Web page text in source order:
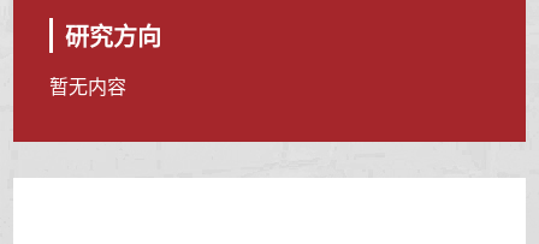
研究方向
暂无内容